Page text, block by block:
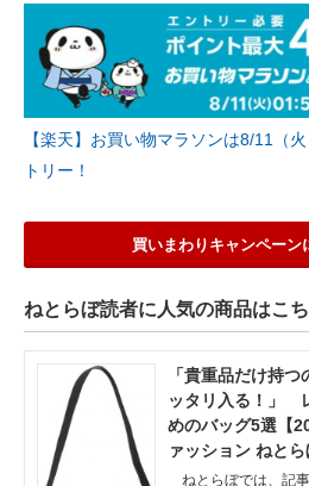
【楽天】お買い物マラソンは8/11（
トリー！
買いまわりキャンペーン
ねとらぼ読者に人気の商品はこち
「貴重品だけ持
ッタリ入る！」
めのバッグ5選【
ァッション ねとら
ねとらぼでは、記